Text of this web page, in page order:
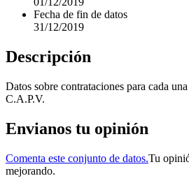
Fecha de fin de datos
31/12/2019
Descripción
Datos sobre contrataciones para cada
C.A.P.V.
Envianos tu opinión
Comenta este conjunto de datos.Tu
mejorando.